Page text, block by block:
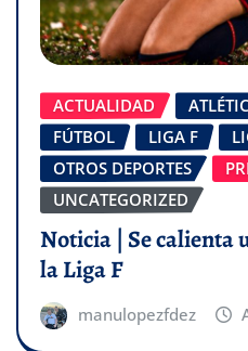
ACTUALIDAD
FÚTBOL
LIGA F
OTROS DEPORTES
UNCATEGORIZED
Noticia | Se calienta
la Liga F
manulopezfdez